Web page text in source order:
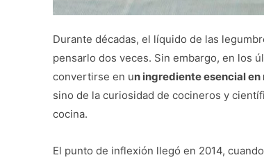
Durante décadas, el líquido de las
pensarlo dos veces. Sin embargo, en los
convertirse en un ingrediente esencial
sino de la curiosidad de cocineros y
cocina.
El punto de inflexión llegó en 2014,